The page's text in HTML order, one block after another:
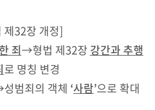
제32장 개정]
죄→형법 제32장 강간과 추행
로 명칭 변경
범죄의 객체 ‘사람’으로 확대